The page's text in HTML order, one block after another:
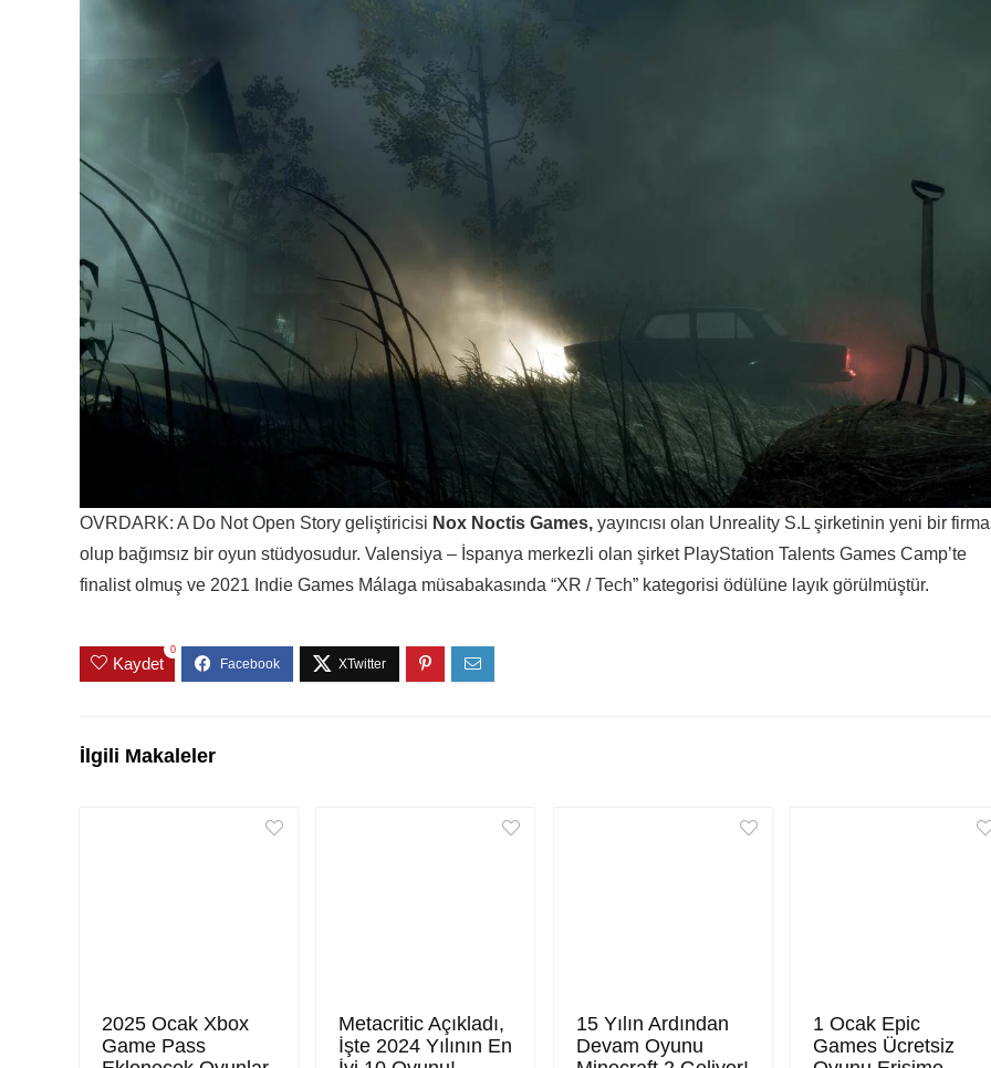
OVRDARK: A Do Not Open Story geliştiricisi Nox Noctis Games, yayıncısı olan Unreality S.L şirketinin yeni bir
olup bağımsız bir oyun stüdyosudur. Valensiya – İspanya merkezli olan şirket PlayStation Talents Games Camp’te
finalist olmuş ve 2021 Indie Games Málaga müsabakasında “XR / Tech” kategorisi ödülüne layık görülmüştür.
Kaydet
0
İlgili Makaleler
2025 Ocak Xbox
Game Pass
Metacritic Açıkladı,
İşte 2024 Yılının En
15 Yılın Ardından
Devam Oyunu
1 Ocak Epic
Games Ücretsiz